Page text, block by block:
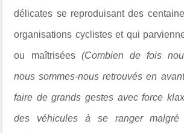
délicates se reproduisant des
organisations cyclistes et qui
ou maîtrisées (Combien de fois
nous sommes-nous retrouvés en
faire de grands gestes avec force
des véhicules à se ranger